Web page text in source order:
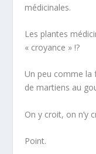
médicinales.
Les plantes
« croyance » !?
Un peu comme la
de martiens au
On y croit, on n’y
Point.